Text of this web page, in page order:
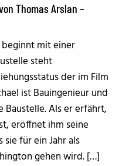
Thomas Arslan –
mit einer
steht
der im Film
ist Bauingenieur und
Als er erfährt,
eröffnet ihm seine
sie für ein Jahr als
gehen wird. […]